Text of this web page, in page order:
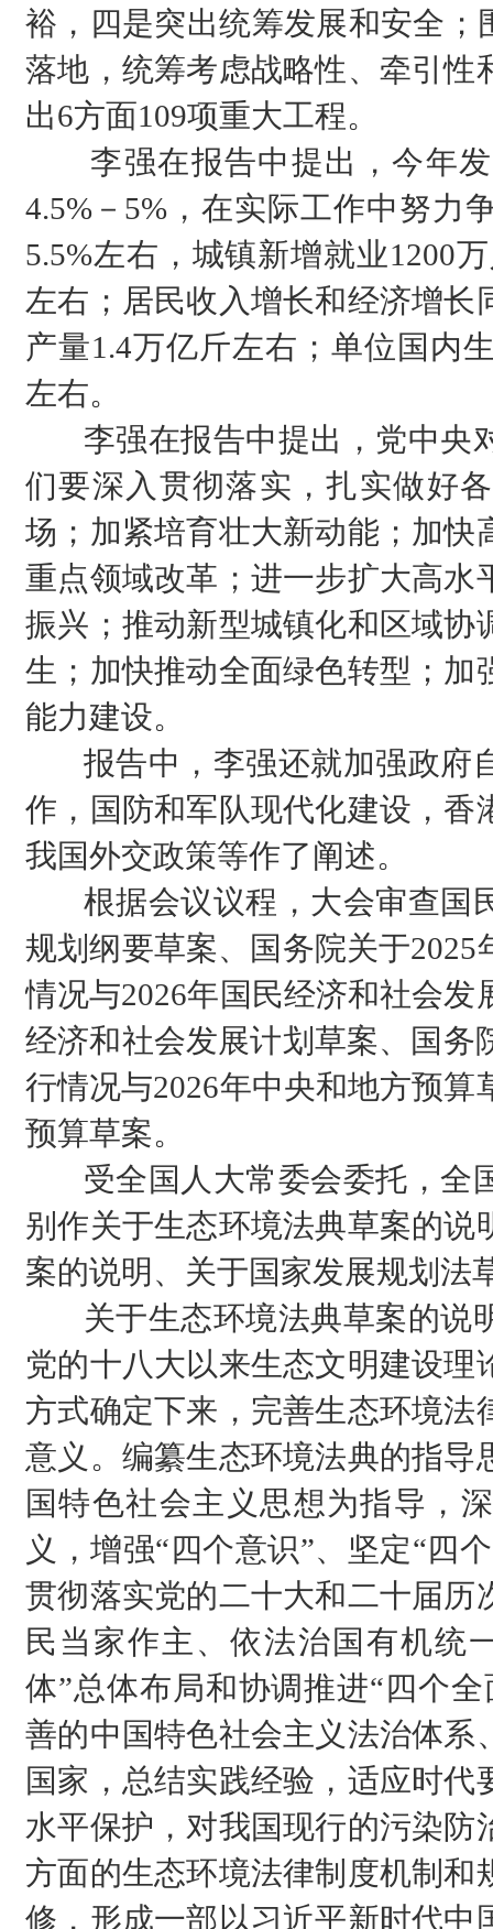
裕，四是突出统筹发展和安全；
落地，统筹考虑战略性、牵引性
出6方面109项重大工程。
李强在报告中提出，今年发
4.5%－5%，在实际工作中努力
5.5%左右，城镇新增就业1200
左右；居民收入增长和经济增
产量1.4万亿斤左右；单位国内
左右。
李强在报告中提出，党中央
们要深入贯彻落实，扎实做好
场；加紧培育壮大新动能；加快
重点领域改革；进一步扩大高水
振兴；推动新型城镇化和区域协
生；加快推动全面绿色转型；加
能力建设。
报告中，李强还就加强政府
作，国防和军队现代化建设，香
我国外交政策等作了阐述。
根据会议议程，大会审查国
规划纲要草案、国务院关于
情况与2026年国民经济和社会发
经济和社会发展计划草案、国务
行情况与2026年中央和地方预算
预算草案。
受全国人大常委会委托，全
别作关于生态环境法典草案的
案的说明、关于国家发展规划法
关于生态环境法典草案的说
党的十八大以来生态文明建设
方式确定下来，完善生态环境
意义。编纂生态环境法典的指导
国特色社会主义思想为指导，
义，增强“四个意识”、坚定“四
贯彻落实党的二十大和二十届历
民当家作主、依法治国有机统
体”总体布局和协调推进“四个
善的中国特色社会主义法治体系
国家，总结实践经验，适应时
水平保护，对我国现行的污染
方面的生态环境法律制度机制
修，形成一部以习近平新时代中